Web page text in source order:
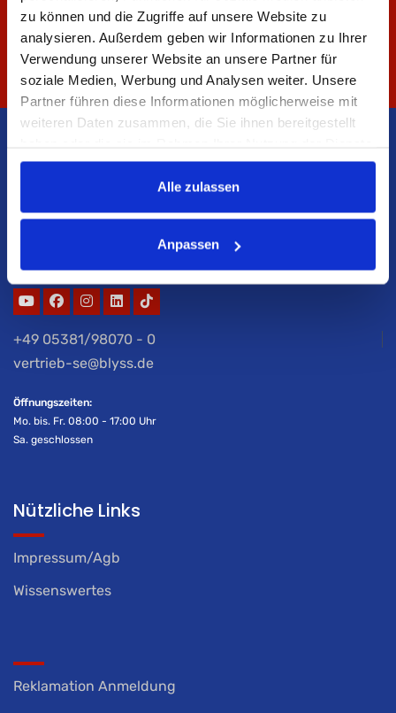
zu können und die Zugriffe auf unsere Website zu
analysieren. Außerdem geben wir Informationen zu Ihrer
Verwendung unserer Website an unsere Partner für
soziale Medien, Werbung und Analysen weiter. Unsere
Partner führen diese Informationen möglicherweise mit
weiteren Daten zusammen, die Sie ihnen bereitgestellt
gesammelt haben.
Alle zulassen
Anpassen
Wir suchen Mitarbeiter. Prüfen Sie, ob wir
ein Angebot für Sie haben.
AKTUELLE STELLEN
BLYSS transporttechnik GmbH
Sonnenbergstrasse 5 a, 38723 Seesen
+49 05381/98070 - 0
vertrieb-se@blyss.de
Öffnungszeiten:
Mo. bis. Fr. 08:00 - 17:00 Uhr
Sa. geschlossen
Nützliche Links
Impressum/Agb
Wissenswertes
Reklamation Anmeldung